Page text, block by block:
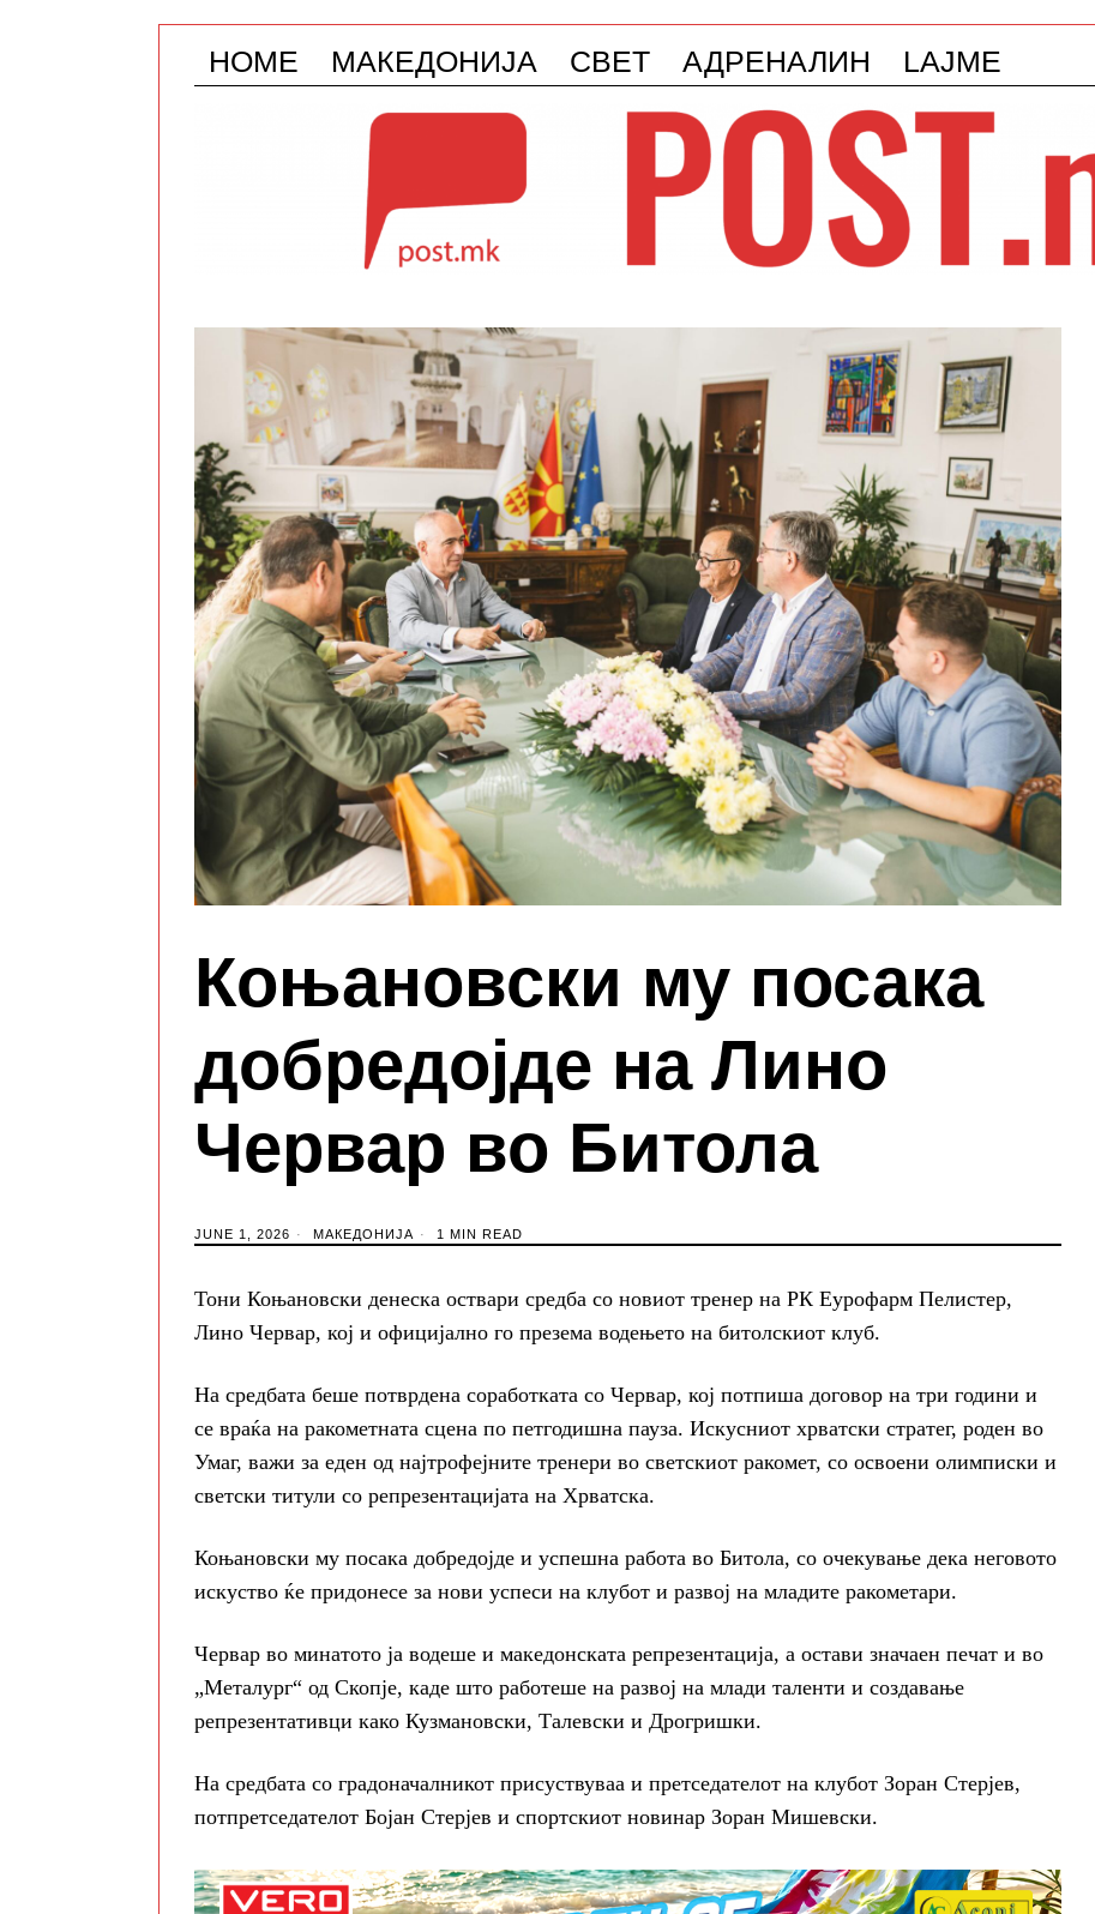
HOME МАКЕДОНИЈА СВЕТ АДРЕНАЛИН LAJME
Коњановски му посака
добредојде на Лино
Червар во Битола
JUNE 1, 2026 МАКЕДОНИЈА 1 MIN READ
Тони Коњановски денеска оствари средба со новиот тренер на РК Еурофарм Пелистер,
Лино Червар, кој и официјално го презема водењето на битолскиот клуб.
На средбата беше потврдена соработката со Червар, кој потпиша договор на три години и
се враќа на ракометната сцена по петгодишна пауза. Искусниот хрватски стратег, роден во
Умаг, важи за еден од најтрофејните тренери во светскиот ракомет, со освоени олимписки и
светски титули со репрезентацијата на Хрватска.
Коњановски му посака добредојде и успешна работа во Битола, со очекување дека неговото
искуство ќе придонесе за нови успеси на клубот и развој на младите ракометари.
Червар во минатото ја водеше и македонската репрезентација, а остави значаен печат и во
„Металург“ од Скопје, каде што работеше на развој на млади таленти и создавање
репрезентативци како Кузмановски, Талевски и Дрогришки.
На средбата со градоначалникот присуствуваа и претседателот на клубот Зоран Стерјев,
потпретседателот Бојан Стерјев и спортскиот новинар Зоран Мишевски.